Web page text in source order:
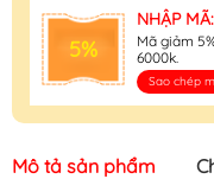
5%
NHẬP
Mã giảm
6000k.
Sao chép
Mô tả sản phẩm